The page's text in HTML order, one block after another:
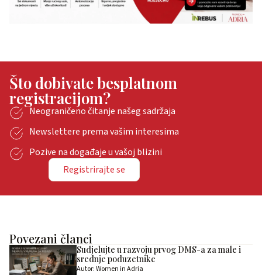
Što dobivate besplatnom
registracijom?
Neograničeno čitanje našeg sadržaja
Newslettere prema vašim interesima
Pozive na događaje u vašoj blizini
Registrirajte se
Povezani članci
Sudjelujte u razvoju prvog DMS-a za male i
srednje poduzetnike
Autor: Women in Adria